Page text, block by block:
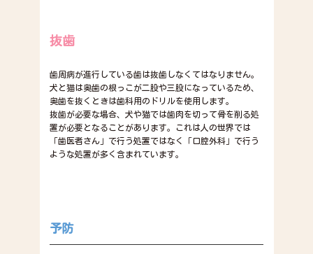
抜歯
歯周病が進行している歯は抜歯しなくてはなりません。
犬と猫は奥歯の根っこが二股や三股になっているため、
奥歯を抜くときは歯科用のドリルを使用します。
抜歯が必要な場合、犬や猫では歯肉を切って骨を削る処
置が必要となることがあります。これは人の世界では
「歯医者さん」で行う処置ではなく「口腔外科」で行う
ような処置が多く含まれています。
予防